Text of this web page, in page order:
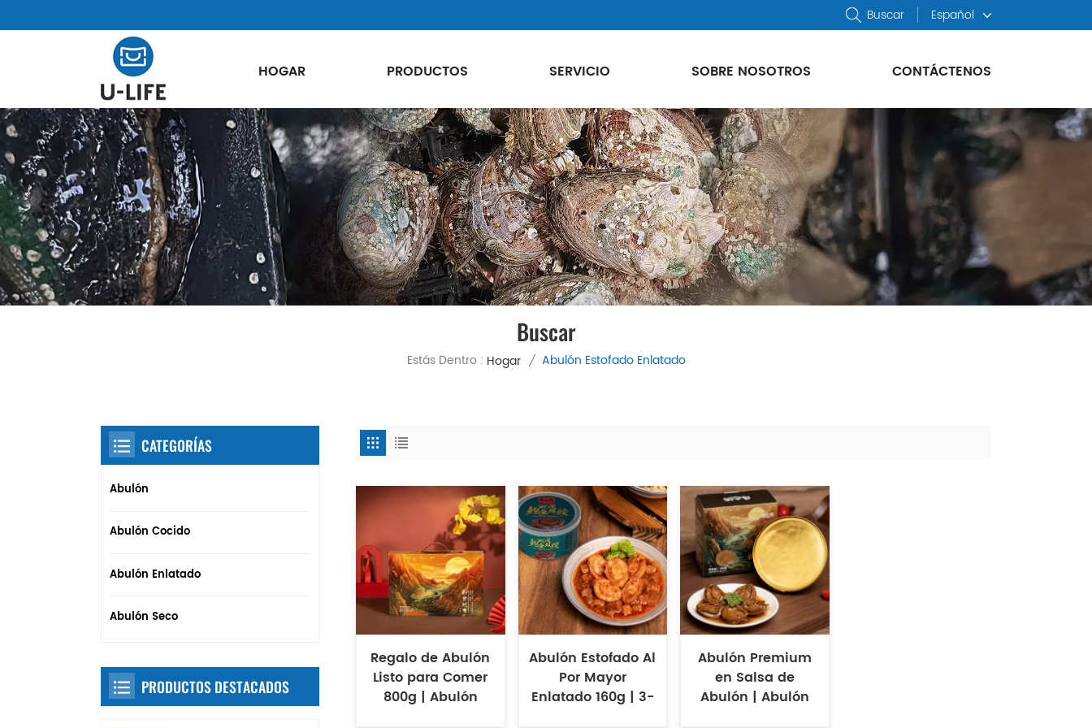
Español
Buscar
HOGAR PRODUCTOS SERVICIO SOBRE NOSOTROS CONTÁCTENOS
Buscar
Estás Dentro : Hogar / Abulón Estofado Enlatado
Regalo de Abulón
Listo para Comer
800g | Abulón
Abulón Estofado Al
Por Mayor
Enlatado 160g | 3-
Abulón Premium
en Salsa de
Abulón | Abulón
CATEGORÍAS
Abulón
Abulón Cocido
Abulón Enlatado
Abulón Seco
PRODUCTOS DESTACADOS